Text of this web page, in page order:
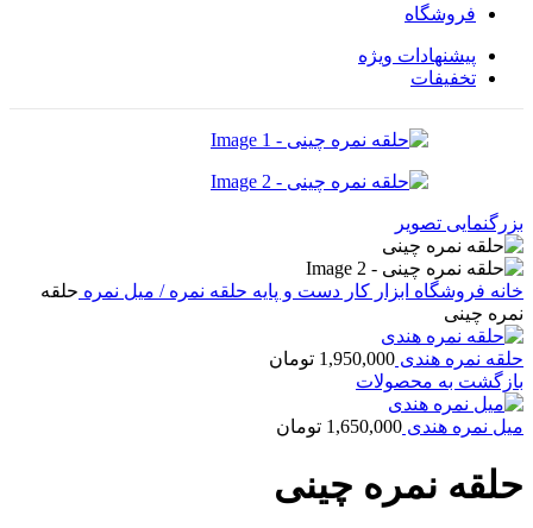
فروشگاه
پیشنهادات ویژه
تخفیفات
بزرگنمایی تصویر
خانه فروشگاه ابزار کار دست و پایه حلقه نمره / میل نمره حلقه
نمره چینی
حلقه نمره هندی 1,950,000 تومان
بازگشت به محصولات
میل نمره هندی 1,650,000 تومان
حلقه نمره چینی